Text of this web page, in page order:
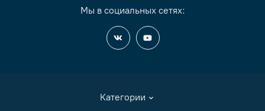
Категории
Мы в социальных сетях: